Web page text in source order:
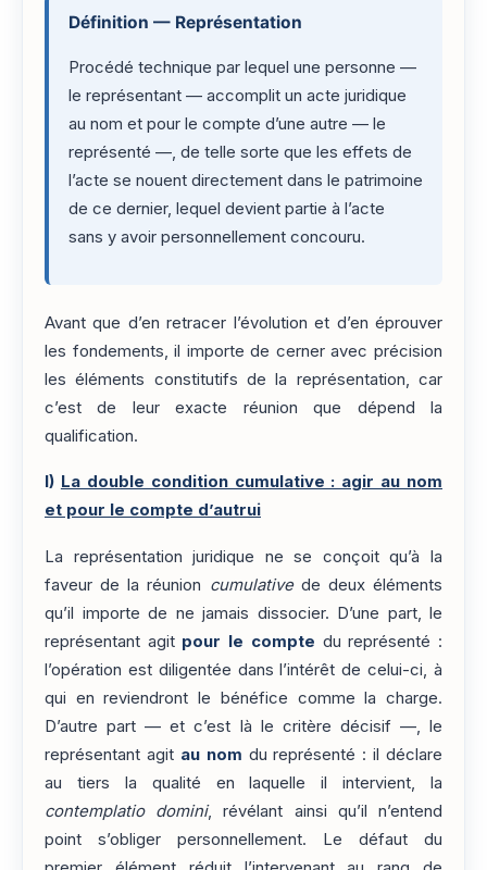
Définition — Représentation
Procédé technique par lequel une personne —
le représentant — accomplit un acte juridique
au nom et pour le compte d’une autre — le
représenté —, de telle sorte que les effets de
l’acte se nouent directement dans le patrimoine
de ce dernier, lequel devient partie à l’acte
sans y avoir personnellement concouru.
Avant que d’en retracer l’évolution et d’en éprouver
les fondements, il importe de cerner avec précision
les éléments constitutifs de la représentation, car
c’est de leur exacte réunion que dépend la
qualification.
I) La double condition cumulative : agir au nom
et pour le compte d’autrui
La représentation juridique ne se conçoit qu’à la
faveur de la réunion cumulativede deux éléments
qu’il importe de ne jamais dissocier. D’une part, le
représentant agit pour le compte du représenté :
l’opération est diligentée dans l’intérêt de celui-ci, à
qui en reviendront le bénéfice comme la charge.
D’autre part — et c’est là le critère décisif —, le
représentant agit au nom du représenté : il déclare
au tiers la qualité en laquelle il intervient, la
contemplatio domini, révélant ainsi qu’il n’entend
point s’obliger personnellement. Le défaut du